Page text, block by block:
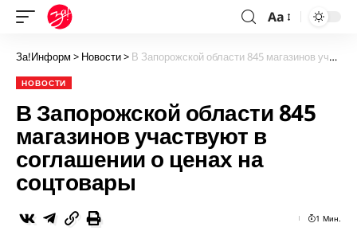
Aa
За!Информ > Новости> В Запорожской области 845 магазинов участвуют в соглашении о ценах на соцтовары
НОВОСТИ
В Запорожской области 845
магазинов участвуют в
соглашении о ценах на
соцтовары
1 Мин.